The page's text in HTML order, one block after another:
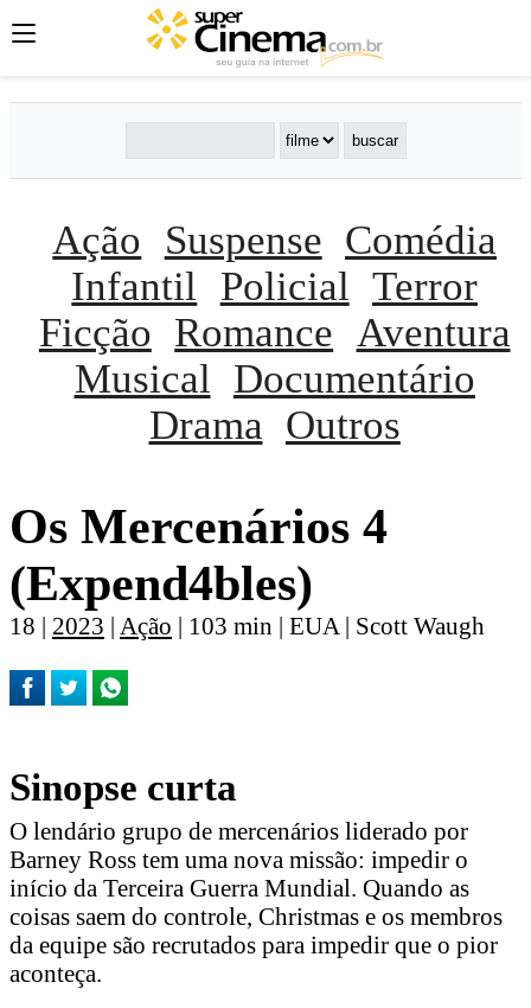
Ação Suspense Comédia
Infantil
Policial Terror
Ficção Romance Aventura
Musical
Documentário
Drama Outros
Os Mercenários 4
(Expend4bles)
18 | 2023 | Ação | 103 min | EUA | Scott Waugh
Sinopse curta
O lendário grupo de mercenários liderado por
Barney Ross tem uma nova missão: impedir o
início da Terceira Guerra Mundial. Quando as
coisas saem do controle, Christmas e os membros
da equipe são recrutados para impedir que o pior
aconteça.